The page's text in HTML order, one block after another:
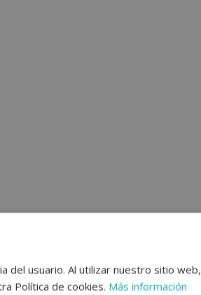
del usuario. Al utilizar nuestro sitio web,
Política de cookies. Más información